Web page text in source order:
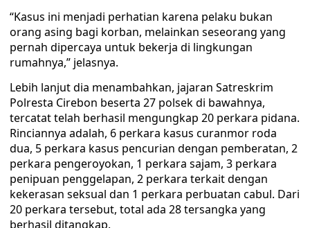
“Kasus ini menjadi perhatian karena pelaku bukan
orang asing bagi korban, melainkan seseorang yang
pernah dipercaya untuk bekerja di lingkungan
rumahnya,” jelasnya.
Lebih lanjut dia menambahkan, jajaran Satreskrim
Polresta Cirebon beserta 27 polsek di bawahnya,
tercatat telah berhasil mengungkap 20 perkara pidana.
Rinciannya adalah, 6 perkara kasus curanmor roda
dua, 5 perkara kasus pencurian dengan pemberatan, 2
perkara pengeroyokan, 1 perkara sajam, 3 perkara
penipuan penggelapan, 2 perkara terkait dengan
kekerasan seksual dan 1 perkara perbuatan cabul. Dari
20 perkara tersebut, total ada 28 tersangka yang
berhasil ditangkap.